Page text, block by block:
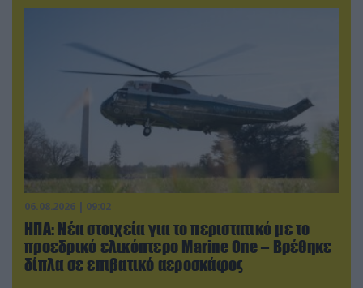
06.08.2026 | 09:02
ΗΠΑ: Nέα στοιχεία για το περιστατικό με το
προεδρικό ελικόπτερο Marine One – Βρέθηκε
δίπλα σε επιβατικό αεροσκάφος